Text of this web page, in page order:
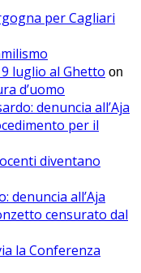
per Cagliari
luglio al Ghetto on
d’uomo
denuncia all’Aja
per il
diventano
denuncia all’Aja
censurato dal
la Conferenza